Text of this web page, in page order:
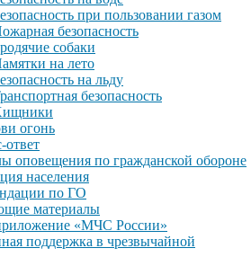
при пользовании газом
безопасность
собаки
на лето
на льду
безопасность
огонь
ответ
оповещения по гражданской обороне
населения
по ГО
материалы
«МЧС России»
поддержка в чрезвычайной